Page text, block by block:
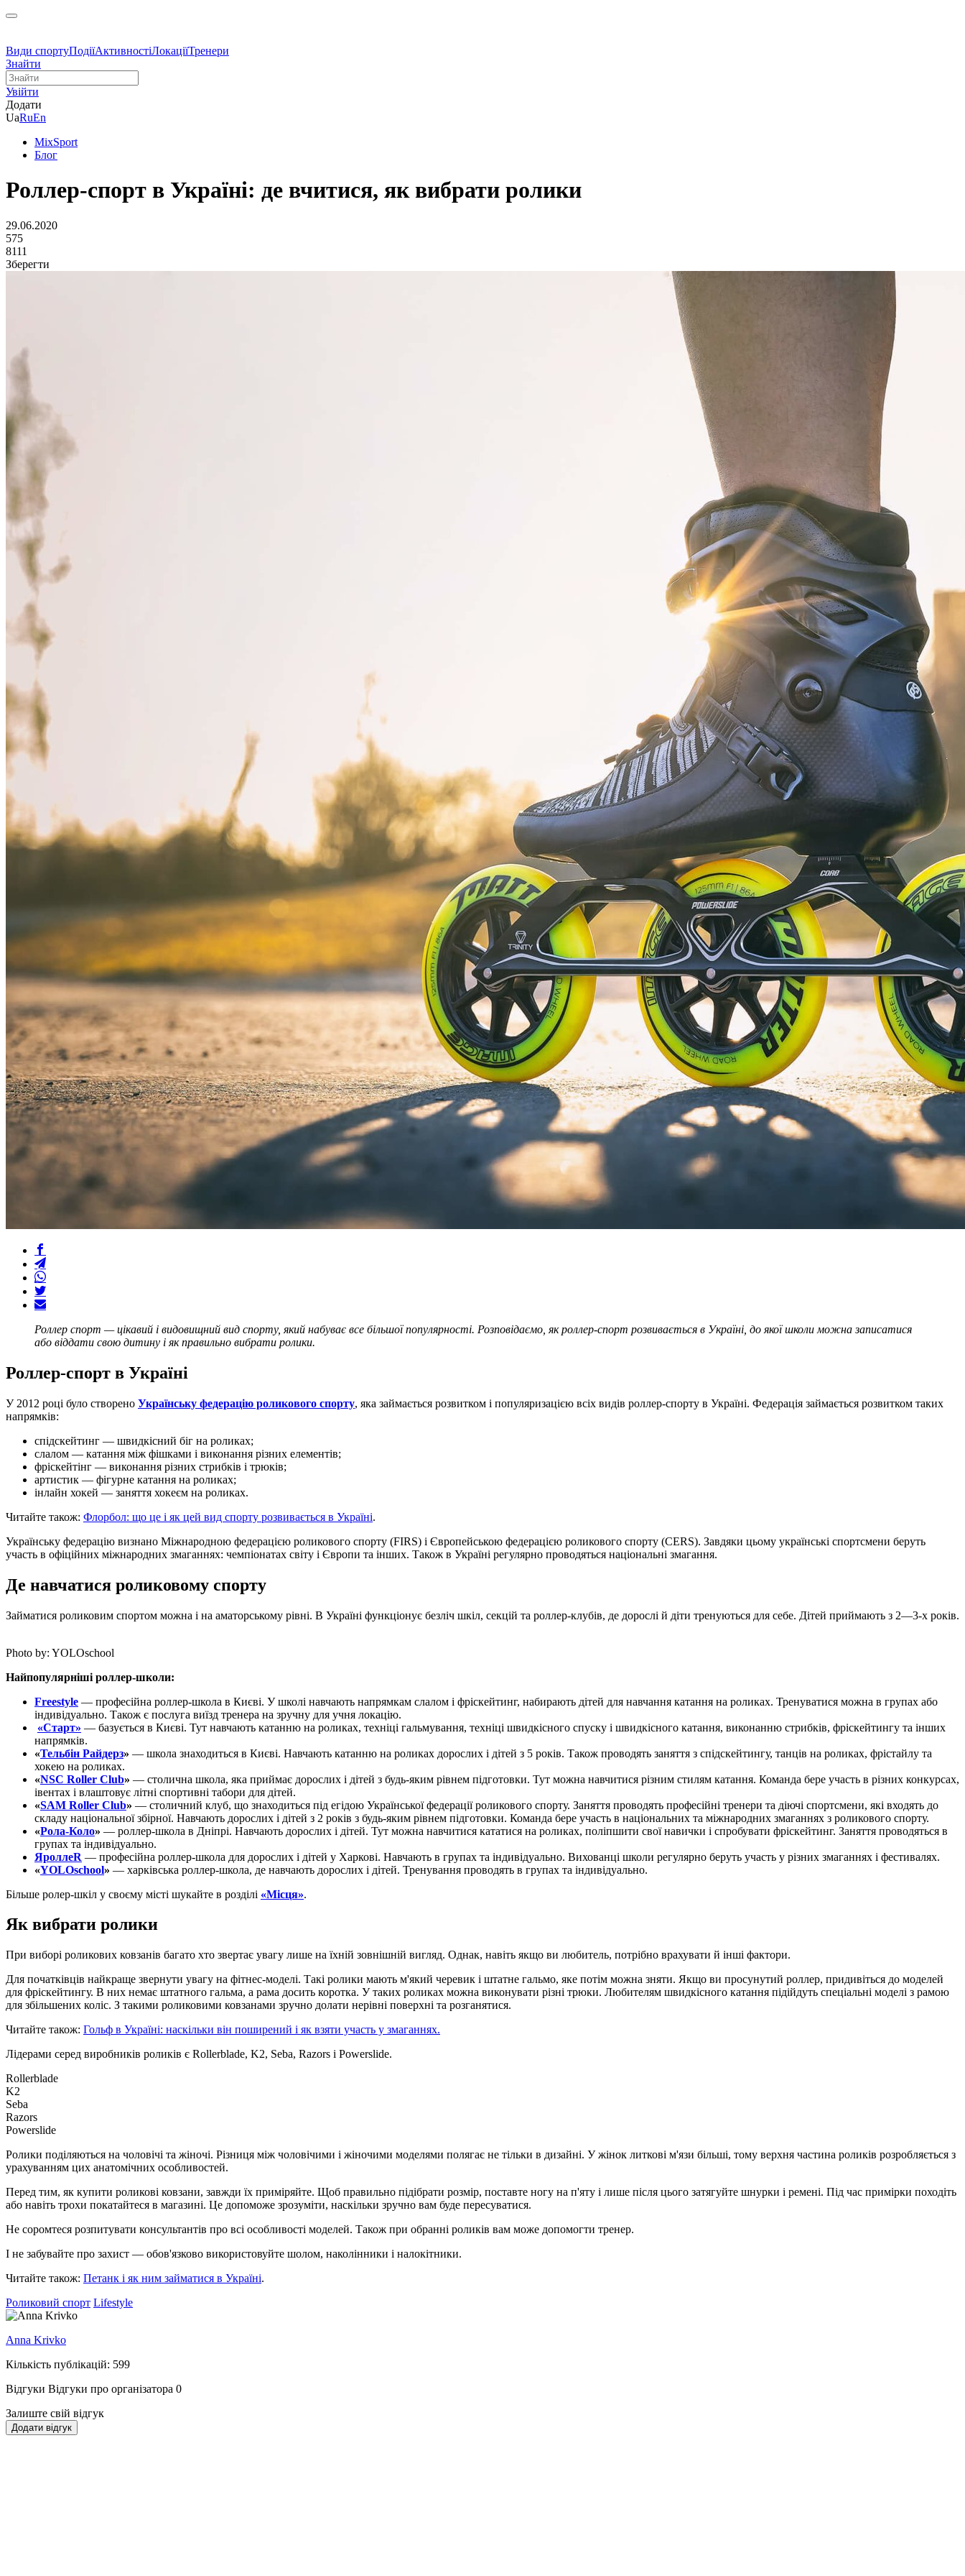
Види спортуПодіїАктивностіЛокаціїТренери
Знайти
Увійти
Додати
UaRuEn
MixSport
Блог
Роллер-спорт в Україні: де вчитися, як вибрати ролики
29.06.2020
575
8111
Зберегти
Роллер спорт — цікавий і видовищний вид спорту, який набуває все більшої популярності. Розповідаємо, як роллер-спорт розвивається в Україні, до якої школи можна записатися
або віддати свою дитину і як правильно вибрати ролики.
Роллер-спорт в Україні
У 2012 році було створено Українську федерацію роликового спорту, яка займається розвитком і популяризацією всіх видів роллер-спорту в Україні. Федерація займається розвитком таких
напрямків:
спідскейтинг — швидкісний біг на роликах;
слалом — катання між фішками і виконання різних елементів;
фріскейтінг — виконання різних стрибків і трюків;
артистик — фігурне катання на роликах;
інлайн хокей — заняття хокеєм на роликах.
Читайте також: Флорбол: що це і як цей вид спорту розвивається в Україні.
Українську федерацію визнано Міжнародною федерацією роликового спорту (FIRS) і Європейською федерацією роликового спорту (СERS). Завдяки цьому українські спортсмени беруть
участь в офіційних міжнародних змаганнях: чемпіонатах світу і Європи та інших. Також в Україні регулярно проводяться національні змагання.
Де навчатися роликовому спорту
Займатися роликовим спортом можна і на аматорському рівні. В Україні функціонує безліч шкіл, секцій та роллер-клубів, де дорослі й діти тренуються для себе. Дітей приймають з 2—3-х років.
Photo by: YOLOschool
Найпопулярніші роллер-школи:
Freestyle — професійна роллер-школа в Києві. У школі навчають напрямкам слалом і фріскейтинг, набирають дітей для навчання катання на роликах. Тренуватися можна в групах або
індивідуально. Також є послуга виїзд тренера на зручну для учня локацію.
«Старт» — базується в Києві. Тут навчають катанню на роликах, техніці гальмування, техніці швидкісного спуску і швидкісного катання, виконанню стрибків, фріскейтингу та інших
напрямків.
«Тельбін Райдерз» — школа знаходиться в Києві. Навчають катанню на роликах дорослих і дітей з 5 років. Також проводять заняття з спідскейтингу, танців на роликах, фрістайлу та
хокею на роликах.
«NSC Roller Club» — столична школа, яка приймає дорослих і дітей з будь-яким рівнем підготовки. Тут можна навчитися різним стилям катання. Команда бере участь в різних конкурсах,
івентах і влаштовує літні спортивні табори для дітей.
«SAM Roller Club» — столичний клуб, що знаходиться під егідою Української федерації роликового спорту. Заняття проводять професійні тренери та діючі спортсмени, які входять до
складу національної збірної. Навчають дорослих і дітей з 2 років з будь-яким рівнем підготовки. Команда бере участь в національних та міжнародних змаганнях з роликового спорту.
«Рола-Коло» — роллер-школа в Дніпрі. Навчають дорослих і дітей. Тут можна навчитися кататися на роликах, поліпшити свої навички і спробувати фріскейтинг. Заняття проводяться в
групах та індивідуально.
ЯроллеR — професійна роллер-школа для дорослих і дітей у Харкові. Навчають в групах та індивідуально. Вихованці школи регулярно беруть участь у різних змаганнях і фестивалях.
«YOLOschool» — харківська роллер-школа, де навчають дорослих і дітей. Тренування проводять в групах та індивідуально.
Більше ролер-шкіл у своєму місті шукайте в розділі «Місця».
Як вибрати ролики
При виборі роликових ковзанів багато хто звертає увагу лише на їхній зовнішній вигляд. Однак, навіть якщо ви любитель, потрібно врахувати й інші фактори.
Для початківців найкраще звернути увагу на фітнес-моделі. Такі ролики мають м'який черевик і штатне гальмо, яке потім можна зняти. Якщо ви просунутий роллер, придивіться до моделей
для фріскейтингу. В них немає штатного гальма, а рама досить коротка. У таких роликах можна виконувати різні трюки. Любителям швидкісного катання підійдуть спеціальні моделі з рамою
для збільшених коліс. З такими роликовими ковзанами зручно долати нерівні поверхні та розганятися.
Читайте також: Гольф в Україні: наскільки він поширений і як взяти участь у змаганнях.
Лідерами серед виробників роликів є Rollerblade, K2, Seba, Razors і Powerslide.
Rollerblade
K2
Seba
Razors
Powerslide
Ролики поділяються на чоловічі та жіночі. Різниця між чоловічими і жіночими моделями полягає не тільки в дизайні. У жінок литкові м'язи більші, тому верхня частина роликів розробляється з
урахуванням цих анатомічних особливостей.
Перед тим, як купити роликові ковзани, завжди їх приміряйте. Щоб правильно підібрати розмір, поставте ногу на п'яту і лише після цього затягуйте шнурки і ремені. Під час примірки походіть
або навіть трохи покатайтеся в магазині. Це допоможе зрозуміти, наскільки зручно вам буде пересуватися.
Не соромтеся розпитувати консультантів про всі особливості моделей. Також при обранні роликів вам може допомогти тренер.
І не забувайте про захист — обов'язково використовуйте шолом, наколінники і налокітники.
Читайте також: Петанк і як ним займатися в Україні.
Роликовий спорт Lifestyle
Anna Krivko
Кількість публікацій: 599
Відгуки Відгуки про організатора 0
Залиште свій відгук
Додати відгук